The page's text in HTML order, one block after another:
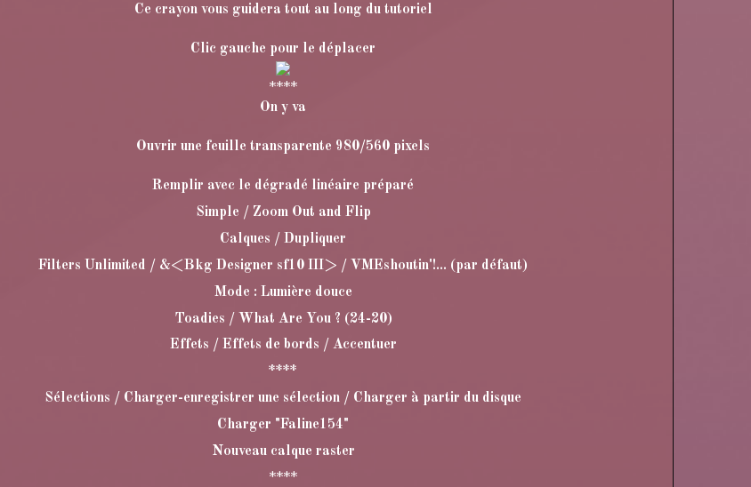
Ce crayon vous guidera tout au long du tutoriel
Clic gauche pour le déplacer
****
On y va
Ouvrir une feuille transparente 980/560 pixels
Remplir avec le dégradé linéaire préparé
Simple / Zoom Out and Flip
Calques / Dupliquer
Filters Unlimited / &<Bkg Designer sf10 III> / VMEshoutin'!... (par défaut)
Mode : Lumière douce
Toadies / What Are You ? (24-20)
Effets / Effets de bords / Accentuer
****
Sélections / Charger-enregistrer une sélection / Charger à partir du disque
Charger "Faline154"
Nouveau calque raster
****